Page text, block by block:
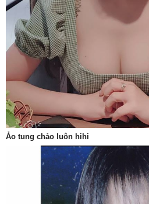
Ảo tung chảo luôn hihi